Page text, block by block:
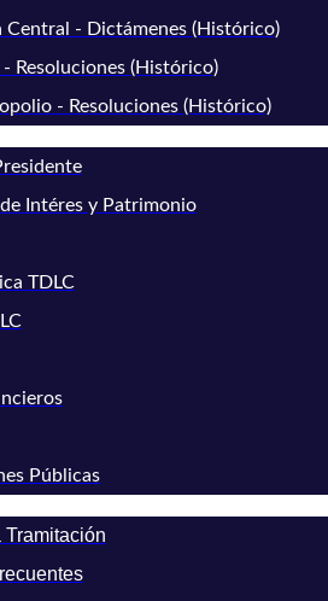
Central - Dictámenes (Histórico)
Resoluciones (Histórico)
- Resoluciones (Histórico)
Intéres y Patrimonio
TDLC
Públicas